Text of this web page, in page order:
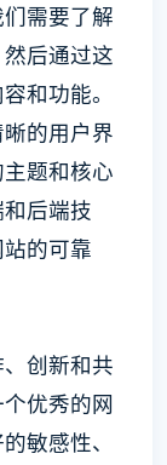
需要了解
后通过这
和功能。
的用户界
题和核心
后端技
的可靠
创新和共
优秀的网
敏感性、